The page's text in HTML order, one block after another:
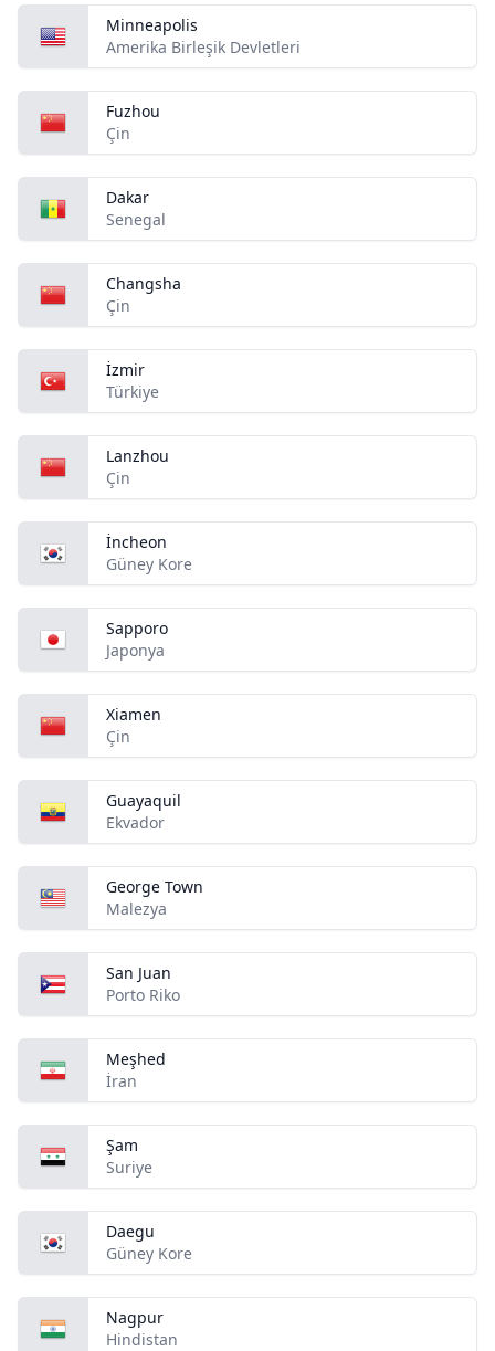
Minneapolis
Amerika Birleşik Devletleri
Fuzhou
Çin
Dakar
Senegal
Changsha
Çin
İzmir
Türkiye
Lanzhou
Çin
İncheon
Güney Kore
Sapporo
Japonya
Xiamen
Çin
Guayaquil
Ekvador
George Town
Malezya
San Juan
Porto Riko
Meşhed
İran
Şam
Suriye
Daegu
Güney Kore
Nagpur
Hindistan